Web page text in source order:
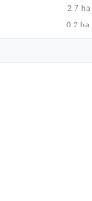
2.7 ha
0.2 ha